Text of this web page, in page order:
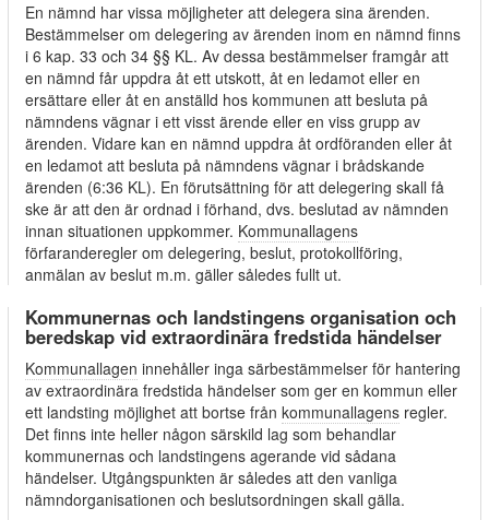
En nämnd har vissa möjligheter att delegera sina ärenden.
Bestämmelser om delegering av ärenden inom en nämnd finns
i 6 kap. 33 och 34 §§ KL. Av dessa bestämmelser framgår att
en nämnd får uppdra åt ett utskott, åt en ledamot eller en
ersättare eller åt en anställd hos kommunen att besluta på
nämndens vägnar i ett visst ärende eller en viss grupp av
ärenden. Vidare kan en nämnd uppdra åt ordföranden eller åt
en ledamot att besluta på nämndens vägnar i brådskande
ärenden (6:36 KL). En förutsättning för att delegering skall få
ske är att den är ordnad i förhand, dvs. beslutad av nämnden
innan situationen uppkommer. Kommunallagens
förfaranderegler om delegering, beslut, protokollföring,
anmälan av beslut m.m. gäller således fullt ut.
Kommunernas och landstingens organisation och
beredskap vid extraordinära fredstida händelser
Kommunallagen innehåller inga särbestämmelser för hantering
av extraordinära fredstida händelser som ger en kommun eller
ett landsting möjlighet att bortse från kommunallagens regler.
Det finns inte heller någon särskild lag som behandlar
kommunernas och landstingens agerande vid sådana
händelser. Utgångspunkten är således att den vanliga
nämndorganisationen och beslutsordningen skall gälla.